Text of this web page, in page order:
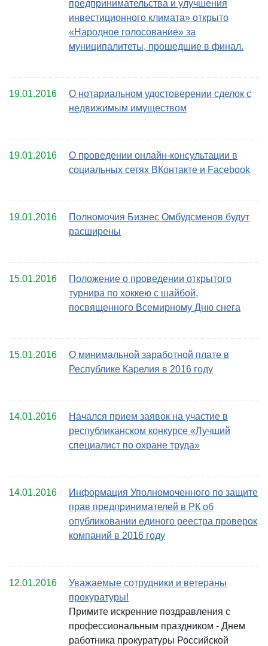
предпринимательства и улучшения
инвестиционного климата» открыто
«Народное голосование» за
муниципалитеты, прошедшие в финал.
19.01.2016
О нотариальном удостоверении сделок с
недвижимым имуществом
19.01.2016
О проведении онлайн-консультации в
социальных сетях ВКонтакте и Facebook
19.01.2016
Полномочия Бизнес Омбудсменов будут
расширены
15.01.2016
Положение о проведении открытого
турнира по хоккею с шайбой,
посвященного Всемирному Дню снега
15.01.2016
О минимальной заработной плате в
Республике Карелия в 2016 году
14.01.2016
Начался прием заявок на участие в
республиканском конкурсе «Лучший
специалист по охране труда»
14.01.2016
Информация Уполномоченного по защите
прав предпринимателей в РК об
опубликовании единого реестра проверок
компаний в 2016 году
12.01.2016
Уважаемые сотрудники и ветераны
прокуратуры!
Примите искренние поздравления с
профессиональным праздником - Днем
работника прокуратуры Российской